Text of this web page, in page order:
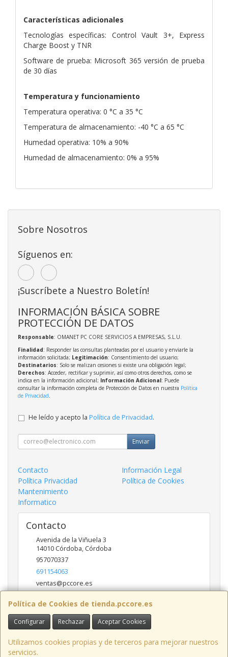
Características adicionales
Tecnologías específicas: Control Vault 3+, Express
Charge Boost y TNR
Software de prueba: Microsoft 365 versión de prueba
de 30 días
Temperatura y funcionamiento
Temperatura operativa: 0 °C a 35 °C
Temperatura de almacenamiento: -40 °C a 65 °C
Humedad operativa: 10% a 90%
Humedad de almacenamiento: 0% a 95%
Política de Cookies de tienda.pccore.es
Configurar Rechazar Aceptar Cookies
Utilizamos cookies propias y de terceros para mejorar nuestros
servicios.
Sobre Nosotros
Síguenos en:
¡Suscríbete a Nuestro Boletín!
INFORMACIÓN BÁSICA SOBRE
PROTECCIÓN DE DATOS
Responsable: OMANET PC CORE SERVICIOS A EMPRESAS, S.L.U.
Finalidad: Responder las consultas planteadas por el usuario y enviarle la
información solicitada; Legitimación: Consentimiento del usuario;
Destinatarios: Solo se realizan cesiones si existe una obligación legal;
Derechos: Acceder, rectificar y suprimir, así como otros derechos, como se
indica en la información adicional; Información Adicional: Puede
consultar la información completa de Protección de Datos en nuestra Política
de Privacidad
He leído y acepto la Política de Privacidad.
Enviar
Contacto
Información Legal
Política Privacidad
Política de Cookies
Mantenimiento
Informatico
Contacto
Avenida de la Viñuela 3
14010 Córdoba, Córdoba
957070337
691154063
ventas@pccore.es
Horario
10-13:30